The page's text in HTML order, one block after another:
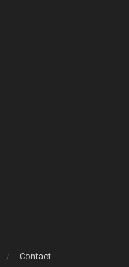
Contact